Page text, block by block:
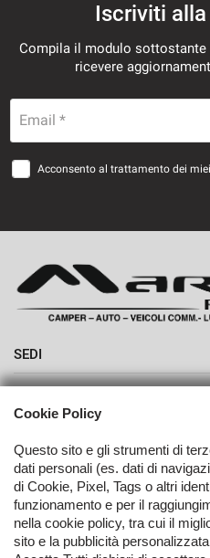
Iscriviti
Compila il modulo
ricevere
Email *
Acconsento al trattamento dei
SEDI
Sede di Boves
AZIENDA
Cookie Policy
Questo sito e gli strumenti di
dati personali (es. dati di
di Cookie, Pixel, Tags o altri
funzionamento e per il
nella cookie policy, tra cui il
sito e la pubblicità